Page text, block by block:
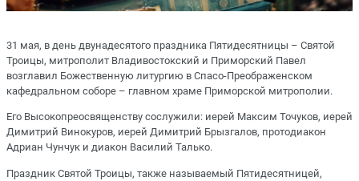
31 мая, в день двунадесятого праздника Пятидесятницы – Святой
Троицы, митрополит Владивостокский и Приморский Павел
возглавил Божественную литургию в Спасо-Преображенском
кафедральном соборе – главном храме Приморской митрополии.
Его Высокопреосвященству сослужили: иерей Максим Точуков, иерей
Димитрий Винокуров, иерей Димитрий Брызгалов, протодиакон
Адриан Чунчук и диакон Василий Талько.
Праздник Святой Троицы, также называемый Пятидесятницей,